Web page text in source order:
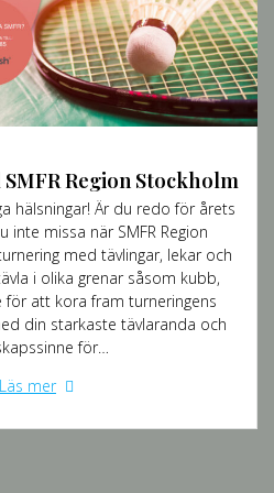
Region Stockholm
hälsningar! Är du redo för årets
inte missa när SMFR Region
med tävlingar, lekar och
i olika grenar såsom kubb,
att kora fram turneringens
din starkaste tävlaranda och
för…
Läs mer